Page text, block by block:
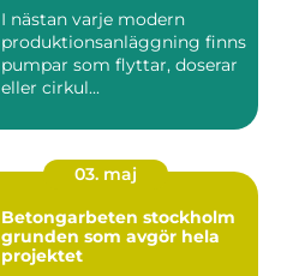
I nästan varje modern
produktionsanläggning finns
pumpar som flyttar, doserar
eller cirkul...
03. maj
Betongarbeten stockholm
grunden som avgör hela
projektet